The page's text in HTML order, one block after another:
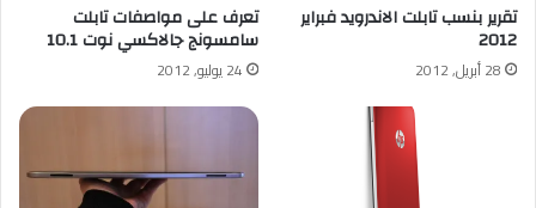
تقرير بنسب تابلت الاندرويد فبراير
2012
28 أبريل, 2012
تعرف على مواصفات تابلت
سامسونج جالاكسي نوت 10.1
24 يوليو, 2012